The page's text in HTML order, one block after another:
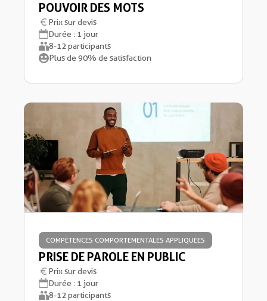
POUVOIR DES MOTS
Prix sur devis
Durée : 1 jour
8-12 participants
Plus de 90% de satisfaction
COMPÉTENCES COMPORTEMENTALES APPLIQUÉES
PRISE DE PAROLE EN PUBLIC
Prix sur devis
Durée : 1 jour
8-12 participants